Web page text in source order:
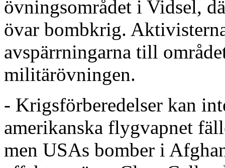
övningsområdet i Vidsel,
övar bombkrig.
avspärrningarna till
militärövningen.
- Krigsförberedelser kan
amerikanska flygvapnet
men USAs bomber i